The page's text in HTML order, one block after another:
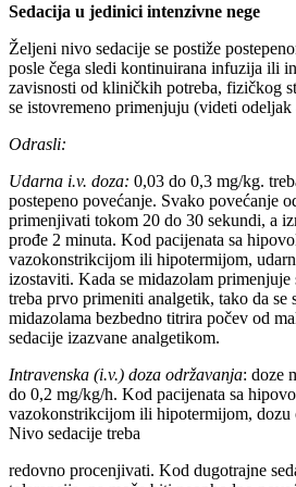
Sedacija u jedinici intenzivne nege
Željeni nivo sedacije se postiže
posle čega sledi kontinuirana infuzija ili
zavisnosti od kliničkih potreba, fizičkog
se istovremeno primenjuju (videti odeljak
Odrasli:
Udarna i.v. doza: 0,03 do 0,3 mg/kg.
postepeno povećanje. Svako povećanje
primenjivati tokom 20 do 30 sekundi, a
prođe 2 minuta. Kod pacijenata sa
vazokonstrikcijom ili hipotermijom,
izostaviti. Kada se midazolam primenjuje
treba prvo primeniti analgetik, tako da se
midazolama bezbedno titrira počev od
sedacije izazvane analgetikom.
Intravenska (i.v.) doza održavanja: doze
do 0,2 mg/kg/h. Kod pacijenata sa
vazokonstrikcijom ili hipotermijom, dozu
Nivo sedacije treba
redovno procenjivati. Kod dugotrajne